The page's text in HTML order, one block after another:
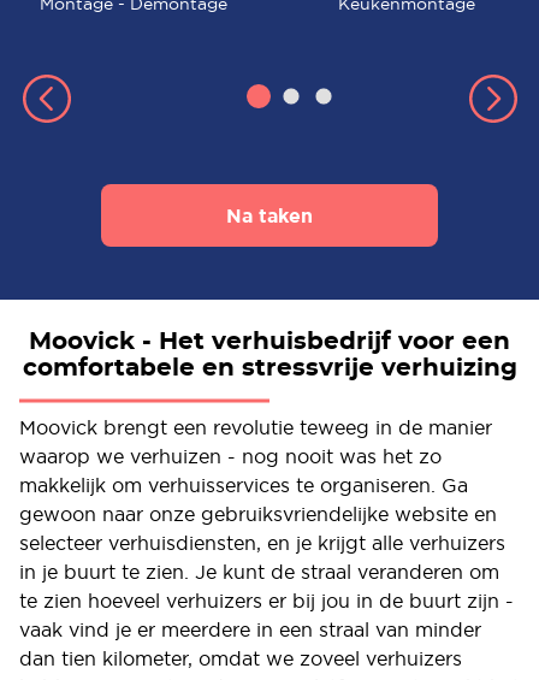
Na taken
Moovick - Het verhuisbedrijf voor een
comfortabele en stressvrije verhuizing
Moovick brengt een revolutie teweeg in de manier
waarop we verhuizen - nog nooit was het zo
makkelijk om verhuisservices te organiseren. Ga
gewoon naar onze gebruiksvriendelijke website en
selecteer verhuisdiensten, en je krijgt alle verhuizers
in je buurt te zien. Je kunt de straal veranderen om
te zien hoeveel verhuizers er bij jou in de buurt zijn -
vaak vind je er meerdere in een straal van minder
dan tien kilometer, omdat we zoveel verhuizers